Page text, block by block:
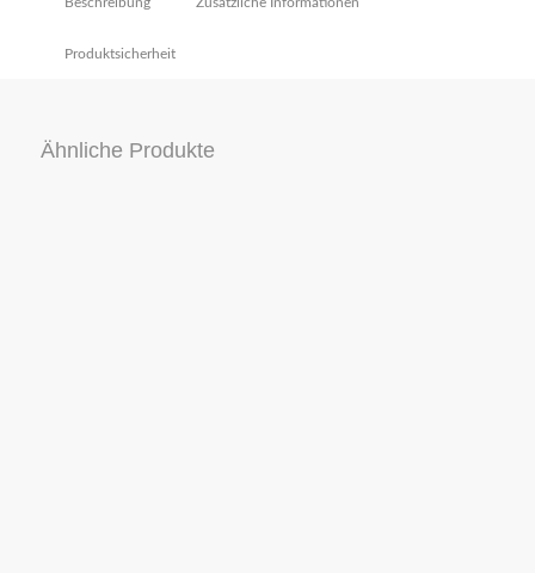
Produktsicherheit
Ähnliche Produkte